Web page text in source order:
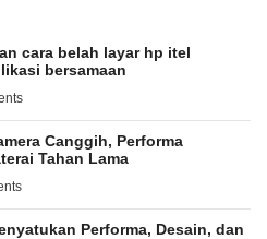
cara belah layar hp itel
bersamaan
Canggih, Performa
Tahan Lama
Performa, Desain, dan